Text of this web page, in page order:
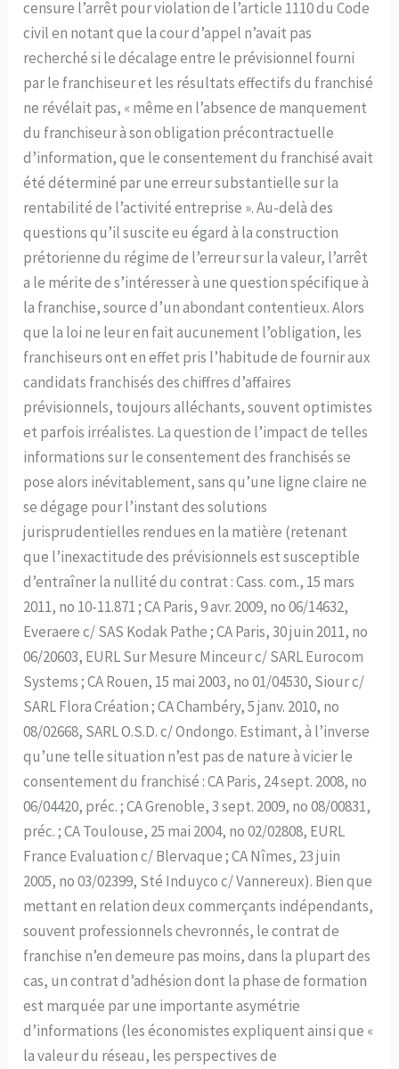
censure l’arrêt pour violation de l’article 1110 du Code
civil en notant que la cour d’appel n’avait pas
recherché si le décalage entre le prévisionnel fourni
par le franchiseur et les résultats effectifs du franchisé
ne révélait pas, « même en l’absence de manquement
du franchiseur à son obligation précontractuelle
d’information, que le consentement du franchisé avait
été déterminé par une erreur substantielle sur la
rentabilité de l’activité entreprise ». Au-delà des
questions qu’il suscite eu égard à la construction
prétorienne du régime de l’erreur sur la valeur, l’arrêt
a le mérite de s’intéresser à une question spécifique à
la franchise, source d’un abondant contentieux. Alors
que la loi ne leur en fait aucunement l’obligation, les
franchiseurs ont en effet pris l’habitude de fournir aux
candidats franchisés des chiffres d’affaires
prévisionnels, toujours alléchants, souvent optimistes
et parfois irréalistes. La question de l’impact de telles
informations sur le consentement des franchisés se
pose alors inévitablement, sans qu’une ligne claire ne
se dégage pour l’instant des solutions
jurisprudentielles rendues en la matière (retenant
que l’inexactitude des prévisionnels est susceptible
d’entraîner la nullité du contrat : Cass. com., 15 mars
2011, no 10-11.871 ; CA Paris, 9 avr. 2009, no 06/14632,
Everaere c/ SAS Kodak Pathe ; CA Paris, 30 juin 2011, no
06/20603, EURL Sur Mesure Minceur c/ SARL Eurocom
Systems ; CA Rouen, 15 mai 2003, no 01/04530, Siour c/
SARL Flora Création ; CA Chambéry, 5 janv. 2010, no
08/02668, SARL O.S.D. c/ Ondongo. Estimant, à l’inverse
qu’une telle situation n’est pas de nature à vicier le
consentement du franchisé : CA Paris, 24 sept. 2008, no
06/04420, préc. ; CA Grenoble, 3 sept. 2009, no 08/00831,
préc. ; CA Toulouse, 25 mai 2004, no 02/02808, EURL
France Evaluation c/ Blervaque ; CA Nîmes, 23 juin
2005, no 03/02399, Sté Induyco c/ Vannereux). Bien que
mettant en relation deux commerçants indépendants,
souvent professionnels chevronnés, le contrat de
franchise n’en demeure pas moins, dans la plupart des
cas, un contrat d’adhésion dont la phase de formation
est marquée par une importante asymétrie
d’informations (les économistes expliquent ainsi que «
la valeur du réseau, les perspectives de